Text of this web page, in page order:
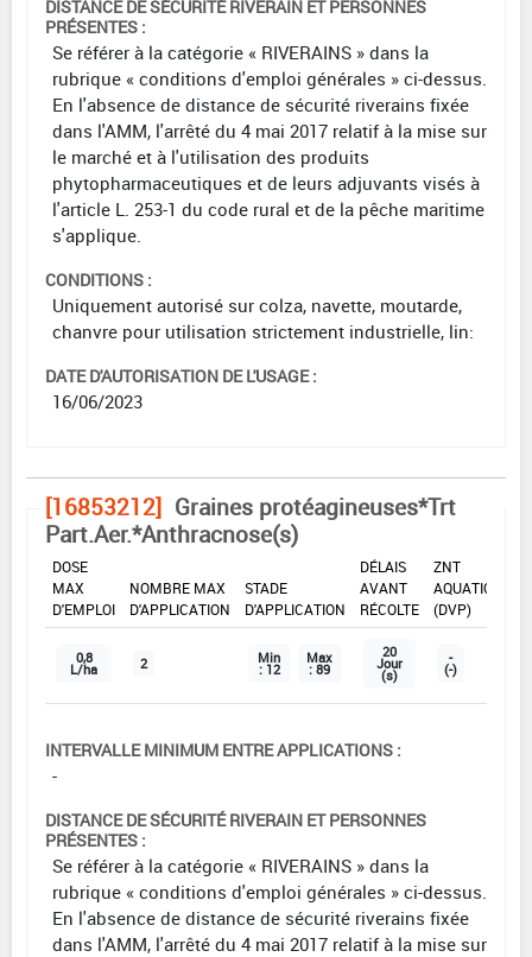
DISTANCE DE SÉCURITÉ RIVERAIN ET PERSONNES
PRÉSENTES :
Se référer à la catégorie « RIVERAINS » dans la
rubrique « conditions d'emploi générales » ci-dessus.
En l'absence de distance de sécurité riverains fixée
dans l'AMM, l'arrêté du 4 mai 2017 relatif à la mise sur
le marché et à l'utilisation des produits
phytopharmaceutiques et de leurs adjuvants visés à
l'article L. 253-1 du code rural et de la pêche maritime
s'applique.
CONDITIONS :
Uniquement autorisé sur colza, navette, moutarde,
chanvre pour utilisation strictement industrielle, lin:
DATE D'AUTORISATION DE L'USAGE :
16/06/2023
[16853212] Graines protéagineuses*Trt
Part.Aer.*Anthracnose(s)
DOSE
MAX
D'EMPLOI
NOMBRE MAX
D'APPLICATION
STADE
D'APPLICATION
DÉLAIS
AVANT
RÉCOLTE
ZNT
AQUATIQUE
(DVP)
0,8
L/ha 2 Min
: 12
Max
: 89
20
Jour
(s)
-
(-)
INTERVALLE MINIMUM ENTRE APPLICATIONS :
-
DISTANCE DE SÉCURITÉ RIVERAIN ET PERSONNES
PRÉSENTES :
Se référer à la catégorie « RIVERAINS » dans la
rubrique « conditions d'emploi générales » ci-dessus.
En l'absence de distance de sécurité riverains fixée
dans l'AMM, l'arrêté du 4 mai 2017 relatif à la mise sur